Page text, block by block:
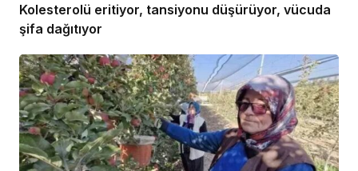
Kolesterolü eritiyor, tansiyonu düşürüyor, vücuda
şifa dağıtıyor